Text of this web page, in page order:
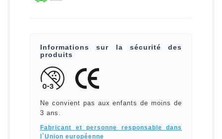
Informations sur la sécurité des
produits
Ne convient pas aux enfants de moins de
3 ans.
Fabricant et personne responsable dans
l`Union européenne